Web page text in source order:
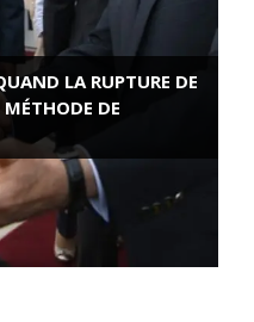
LA RUPTURE DE
DE
LA RESISTANCE